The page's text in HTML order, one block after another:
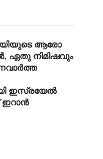
ആരോ​
ഏതു നിമിഷവും
ഇസ്രയേൽ
ഇറാൻ